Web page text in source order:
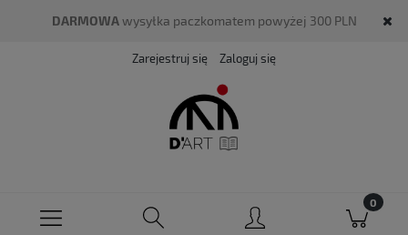
DARMOWAwysyłka paczkomatem powyżej 300 PLN
Zarejestruj się Zaloguj się